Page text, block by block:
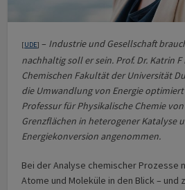
[UDE] – Industrie und Gesellschaft
nachhaltig soll er sein. Prof. Dr. Katrin
Chemischen Fakultät der Universität
die Umwandlung von Energie
Professur für Physikalische Chemie
Grenzflächen in heterogener Katalyse
Energiekonversion angenommen.
Bei der Analyse chemischer Prozesse
Atome und Moleküle in den Blick – und